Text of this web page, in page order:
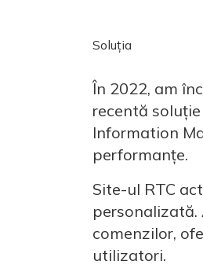
Soluția
În 2022, am
recentă
Information
performanțe.
Site-ul RTC
comenzilor,
utilizatori.